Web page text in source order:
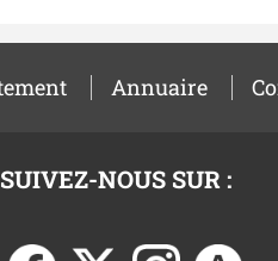
Annuaire
SUIVEZ-NOUS SUR :